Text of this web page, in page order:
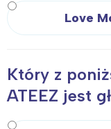
Love
Który z
ATEEZ jest
Warszawa
Poznań
Wrocław